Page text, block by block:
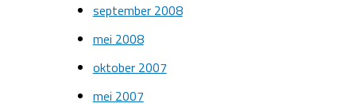
september 2008
mei 2008
oktober 2007
mei 2007